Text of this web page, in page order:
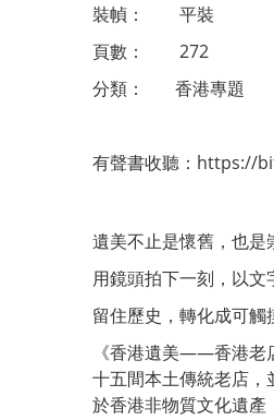
裝幀： 平裝
頁數： 272
分類： 香港專題
有聲書收聽： https://
遺美不止是懷舊，也是
用鏡頭拍下一刻，以文
留住歷史，轉化成可觸
《香港遺美——香港老
十五間本土傳統老店
於香港非物質文化遺